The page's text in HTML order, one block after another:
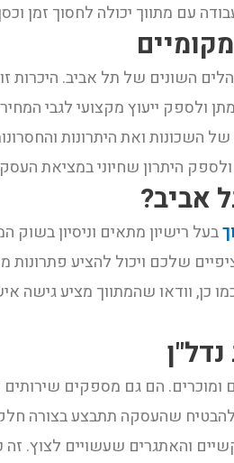
עם מתווך יכולה לחסוך זמן
השונים של תל אביב.
ולספק ייעוץ מקצועי לגבי
של השכונות ואת היתרונות
היתרון שחיוני במציאת
אביב?
בעל רישיון מתאים וניסיון בשוק
שלכם ויכול להציע
כן, וודאו שהמתווך מציע גישה
ומוכרים. הם גם מספקים שירותים
שהעסקה תתבצע בצורה
והאתגרים שעשויים לצוץ. זה